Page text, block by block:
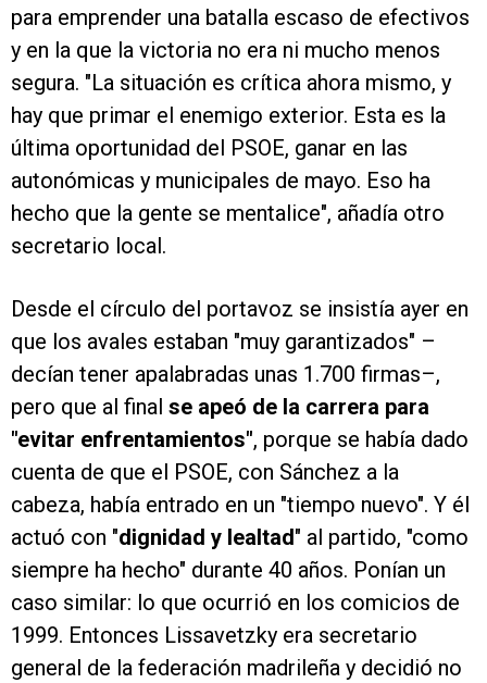
para emprender una batalla escaso de efectivos
y en la que la victoria no era ni mucho menos
segura. "La situación es crítica ahora mismo, y
hay que primar el enemigo exterior. Esta es la
última oportunidad del PSOE, ganar en las
autonómicas y municipales de mayo. Eso ha
hecho que la gente se mentalice", añadía otro
secretario local.
Desde el círculo del portavoz se insistía ayer en
que los avales estaban "muy garantizados" –
decían tener apalabradas unas 1.700 firmas–,
pero que al final se apeó de la carrera para
"evitar enfrentamientos", porque se había dado
cuenta de que el PSOE, con Sánchez a la
cabeza, había entrado en un "tiempo nuevo". Y él
actuó con "dignidad y lealtad" al partido, "como
siempre ha hecho" durante 40 años. Ponían un
caso similar: lo que ocurrió en los comicios de
1999. Entonces Lissavetzky era secretario
general de la federación madrileña y decidió no